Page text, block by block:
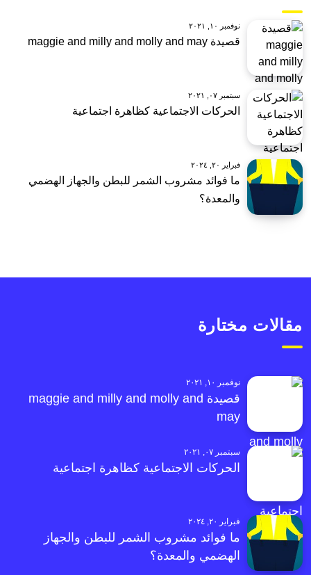
نوفمبر ١٠, ٢٠٢١
قصيدة maggie and milly and molly and may
سبتمبر ٠٧, ٢٠٢١
الحركات الاجتماعية كظاهرة اجتماعية
فبراير ٢٠, ٢٠٢٤
ما فوائد مشروب الشمر للبطن والجهاز الهضمي
والمعدة؟
مقالات مختارة
نوفمبر ١٠, ٢٠٢١
قصيدة maggie and milly and molly and
may
سبتمبر ٠٧, ٢٠٢١
الحركات الاجتماعية كظاهرة اجتماعية
فبراير ٢٠, ٢٠٢٤
ما فوائد مشروب الشمر للبطن والجهاز
الهضمي والمعدة؟